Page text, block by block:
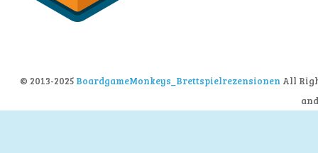
© 2013-2025 BoardgameMonkeys_Brettspielrezensionen All